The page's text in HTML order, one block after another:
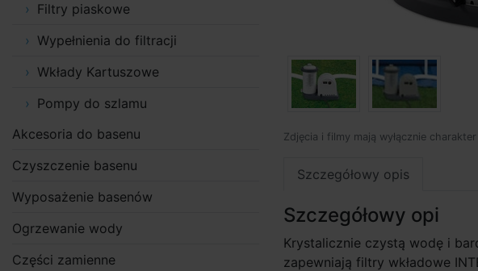
Zdjęcia i filmy mają wyłącznie
Szczegółowy opis
Szczegółowy opi
Krystalicznie czystą wodę i
zapewniają filtry wkładowe
Filtry piaskowe
Wypełnienia do filtracji
Wkłady Kartuszowe
Pompy do szlamu
Akcesoria do basenu
Czyszczenie basenu
Wyposażenie basenów
Ogrzewanie wody
Części zamienne